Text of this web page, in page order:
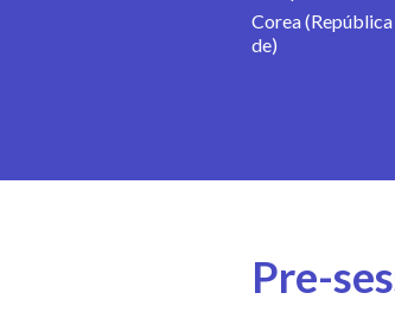
Corea (República
de)
Pre-